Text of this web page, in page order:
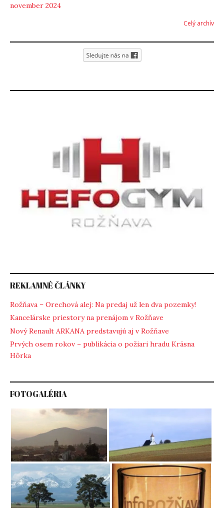
november 2024
Celý archív
REKLAMNÉ ČLÁNKY
Rožňava – Orechová alej: Na predaj už len dva pozemky!
Kancelárske priestory na prenájom v Rožňave
Nový Renault ARKANA predstavujú aj v Rožňave
Prvých osem rokov – publikácia o požiari hradu Krásna
Hôrka
FOTOGALÉRIA